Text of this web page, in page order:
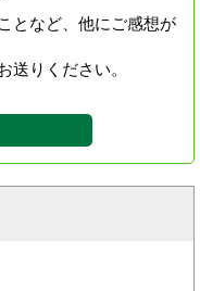
となど、他にご感想が
送りください。